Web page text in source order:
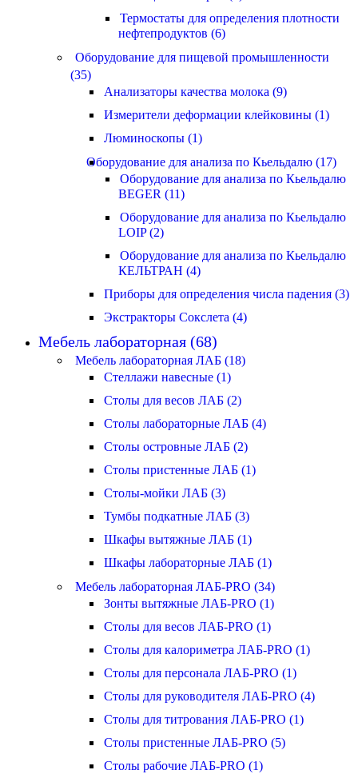
Термостаты для определения плотности
нефтепродуктов (6)
Оборудование для пищевой промышленности
(35)
Анализаторы качества молока (9)
Измерители деформации клейковины (1)
Люминоскопы (1)
Оборудование для анализа по Кьельдалю (17)
Оборудование для анализа по Кьельдалю
BEGER (11)
Оборудование для анализа по Кьельдалю
LOIP (2)
Оборудование для анализа по Кьельдалю
КЕЛЬТРАН (4)
Приборы для определения числа падения (3)
Экстракторы Сокслета (4)
Мебель лабораторная (68)
Мебель лабораторная ЛАБ (18)
Стеллажи навесные (1)
Столы для весов ЛАБ (2)
Столы лабораторные ЛАБ (4)
Столы островные ЛАБ (2)
Столы пристенные ЛАБ (1)
Столы-мойки ЛАБ (3)
Тумбы подкатные ЛАБ (3)
Шкафы вытяжные ЛАБ (1)
Шкафы лабораторные ЛАБ (1)
Мебель лабораторная ЛАБ-PRO (34)
Зонты вытяжные ЛАБ-PRO (1)
Столы для весов ЛАБ-PRO (1)
Столы для калориметра ЛАБ-PRO (1)
Столы для персонала ЛАБ-PRO (1)
Столы для руководителя ЛАБ-PRO (4)
Столы для титрования ЛАБ-PRO (1)
Столы пристенные ЛАБ-PRO (5)
Столы рабочие ЛАБ-PRO (1)